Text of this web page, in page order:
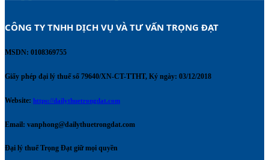
CÔNG TY TNHH DỊCH VỤ VÀ TƯ VẤN TRỌNG ĐẠT
MSDN: 0108369755
Giấy phép đại lý thuế số 79640/XN-CT-TTHT, Ký ngày: 03/12/2018
Website: https://dailythuetrongdat.com
Email: vanphong@dailythuetrongdat.com
Đại lý thuế Trọng Đạt giữ mọi quyền